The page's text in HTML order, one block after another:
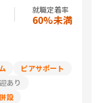
就職定着率
60%未満
ピアサポート
あり
設